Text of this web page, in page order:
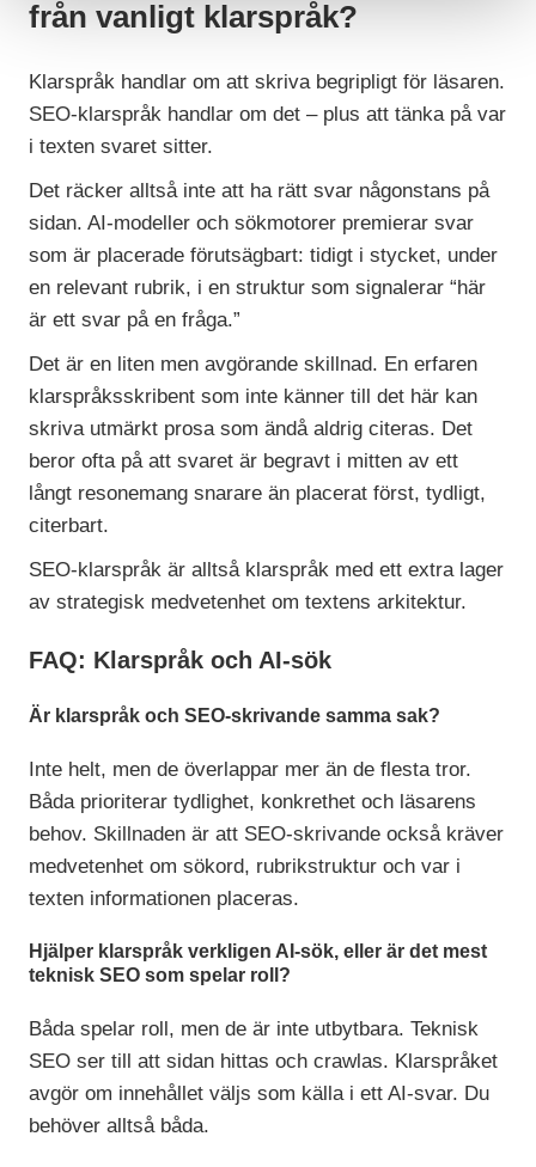
från vanligt klarspråk?
Klarspråk handlar om att skriva begripligt för läsaren.
SEO-klarspråk handlar om det – plus att tänka på var
i texten svaret sitter.
Det räcker alltså inte att ha rätt svar någonstans på
sidan. AI-modeller och sökmotorer premierar svar
som är placerade förutsägbart: tidigt i stycket, under
en relevant rubrik, i en struktur som signalerar “här
är ett svar på en fråga.”
Det är en liten men avgörande skillnad. En erfaren
klarspråksskribent som inte känner till det här kan
skriva utmärkt prosa som ändå aldrig citeras. Det
beror ofta på att svaret är begravt i mitten av ett
långt resonemang snarare än placerat först, tydligt,
citerbart.
SEO-klarspråk är alltså klarspråk med ett extra lager
av strategisk medvetenhet om textens arkitektur.
FAQ: Klarspråk och AI-sök
Är klarspråk och SEO-skrivande samma sak?
Inte helt, men de överlappar mer än de flesta tror.
Båda prioriterar tydlighet, konkrethet och läsarens
behov. Skillnaden är att SEO-skrivande också kräver
medvetenhet om sökord, rubrikstruktur och var i
texten informationen placeras.
Hjälper klarspråk verkligen AI-sök, eller är det mest
teknisk SEO som spelar roll?
Båda spelar roll, men de är inte utbytbara. Teknisk
SEO ser till att sidan hittas och crawlas. Klarspråket
avgör om innehållet väljs som källa i ett AI-svar. Du
behöver alltså båda.